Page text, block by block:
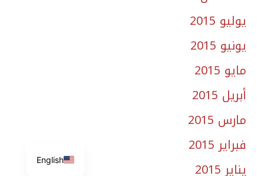
يوليو 2015
يونيو 2015
مايو 2015
أبريل 2015
مارس 2015
فبراير 2015
يناير 2015
English